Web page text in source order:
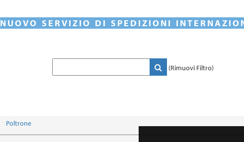
NUOVO SERVIZIO DI SPEDIZIONI
(Rimuovi Filtro)
Poltrone